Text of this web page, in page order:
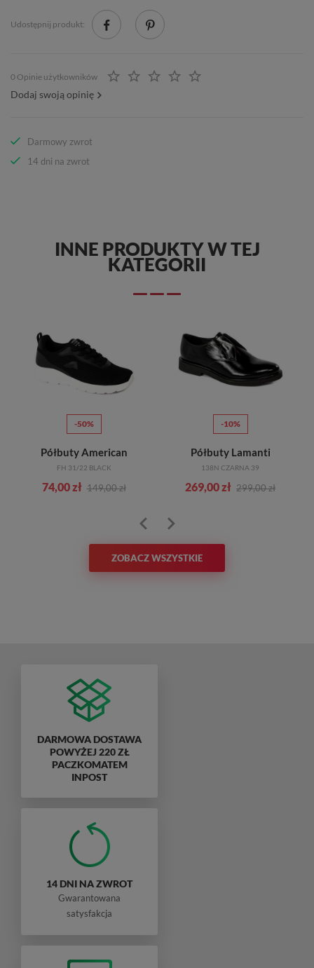
Udostępnij produkt:
0 Opinie użytkowników
Dodaj swoją opinię
Darmowy zwrot
14 dni na zwrot
INNE PRODUKTY W TEJ
KATEGORII
-50%
Półbuty American
FH 31/22 BLACK
74,00 zł 149,00 zł
-10%
Półbuty Lamanti
138N CZARNA 39
269,00 zł 299,00 zł
ZOBACZ WSZYSTKIE
DARMOWA DOSTAWA
POWYŻEJ 220 ZŁ
PACZKOMATEM
INPOST
14 DNI NA ZWROT
Gwarantowana
satysfakcja